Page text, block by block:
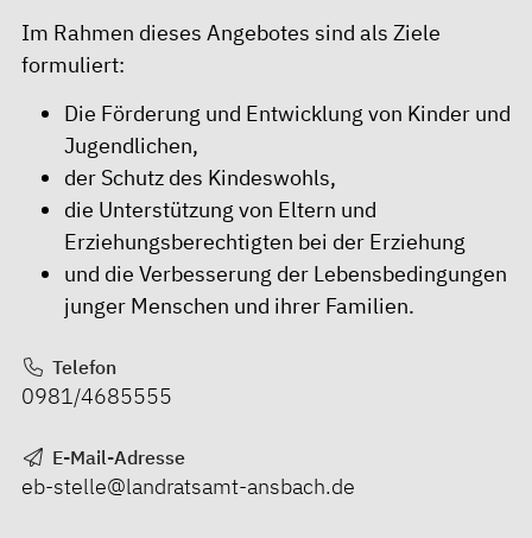
Im Rahmen dieses Angebotes sind als Ziele
formuliert:
Die Förderung und Entwicklung von Kinder und
Jugendlichen,
der Schutz des Kindeswohls,
die Unterstützung von Eltern und
Erziehungsberechtigten bei der Erziehung
und die Verbesserung der Lebensbedingungen
junger Menschen und ihrer Familien.
Telefon
0981/4685555
E-Mail-Adresse
eb-stelle@landratsamt-ansbach.de